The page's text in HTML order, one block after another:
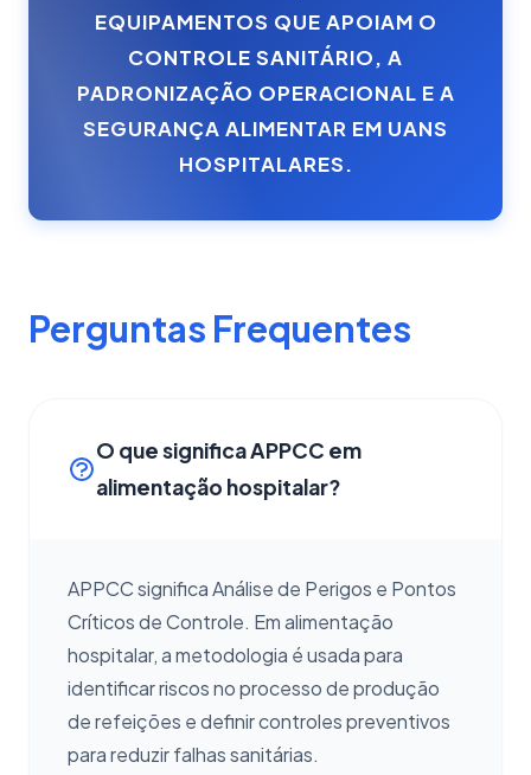
EQUIPAMENTOS QUE APOIAM O
CONTROLE SANITÁRIO, A
PADRONIZAÇÃO OPERACIONAL E A
SEGURANÇA ALIMENTAR EM UANS
HOSPITALARES.
Perguntas Frequentes
O que significa APPCC em
alimentação hospitalar?
APPCC significa Análise de Perigos e Pontos
Críticos de Controle. Em alimentação
hospitalar, a metodologia é usada para
identificar riscos no processo de produção
de refeições e definir controles preventivos
para reduzir falhas sanitárias.